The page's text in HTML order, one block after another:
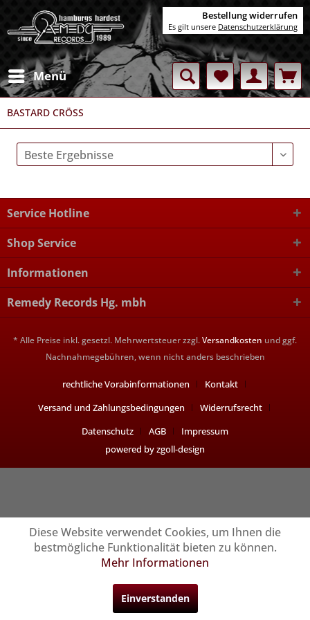
Menü
BASTARD CRÖSS
Service Hotline
Shop Service
Informationen
Remedy Records Hg. mbh
* Alle Preise inkl. gesetzl. Mehrwertsteuer zzgl.Versandkosten und ggf.
Nachnahmegebühren, wenn nicht anders beschrieben
rechtliche Vorabinformationen
Kontakt
Versand und Zahlungsbedingungen
Widerrufsrecht
Datenschutz
AGB
Impressum
powered by zgoll-design
Bestellung widerrufen
Es gilt unsere Datenschutzerklärung
Diese Website verwendet Cookies, um Ihnen die
bestmögliche Funktionalität bieten zu können.
Mehr Informationen
Einverstanden